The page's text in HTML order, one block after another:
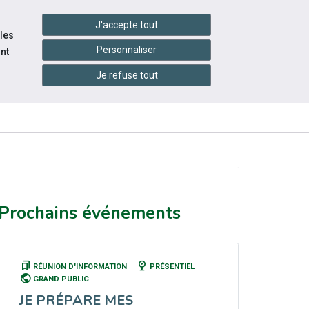
handshake Services en ligne
RESSOURCES
INFOS
PRATIQUES
NOUS
Prochains événements
bookmarks RÉUNION D'INFORMATION nest_cam_indoor PRÉSENTIEL
public GRAND PUBLIC
JE PRÉPARE MES
J'accepte tout
Personnaliser
Je refuse tout